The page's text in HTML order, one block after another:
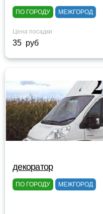
ПО ГОРОДУ МЕЖГОРОД
Цена посадки
35 руб
декоратор
ПО ГОРОДУ МЕЖГОРОД